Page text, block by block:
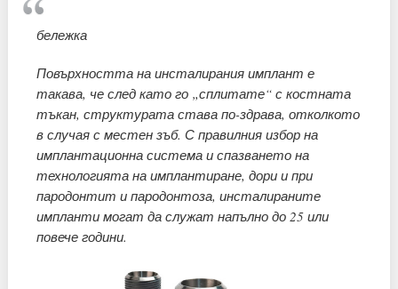
бележка
Повърхността на инсталирания имплант е
такава, че след като го „сплитате“ с костната
тъкан, структурата става по-здрава, отколкото
в случая с местен зъб. С правилния избор на
имплантационна система и спазването на
технологията на имплантиране, дори и при
пародонтит и пародонтоза, инсталираните
импланти могат да служат напълно до 25 или
повече години.